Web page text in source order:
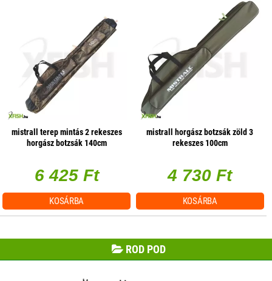
mistrall terep mintás 2 rekeszes
horgász botzsák 140cm
6 425 Ft
KOSÁRBA
mistrall horgász botzsák zöld 3
rekeszes 100cm
4 730 Ft
KOSÁRBA
ROD POD